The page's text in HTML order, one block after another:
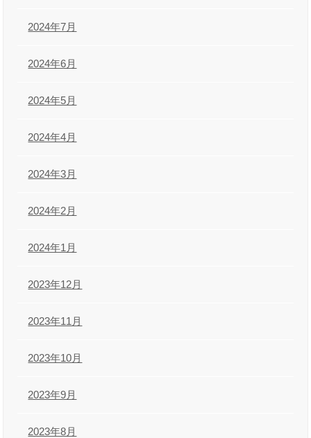
2024年7月
2024年6月
2024年5月
2024年4月
2024年3月
2024年2月
2024年1月
2023年12月
2023年11月
2023年10月
2023年9月
2023年8月